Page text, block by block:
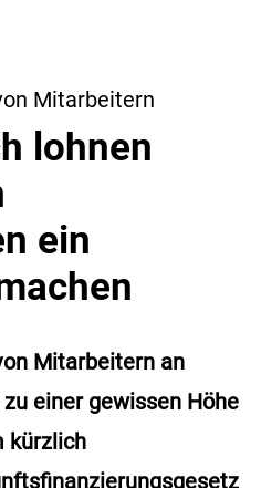
Mitarbeitern
lohnen
ein
Mitarbeitern an
einer gewissen Höhe
kürzlich